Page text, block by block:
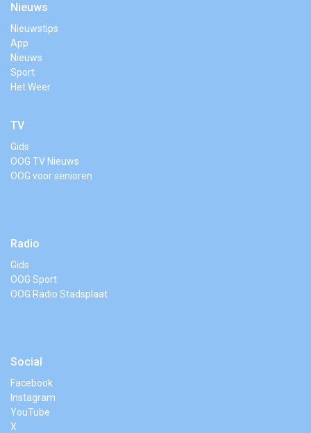
Nieuws
Nieuwstips
App
Nieuws
Sport
Het Weer
TV
Gids
OOG TV Nieuws
OOG voor senioren
Radio
Gids
OOG Sport
OOG Radio Stadsplaat
Social
Facebook
Instagram
YouTube
X